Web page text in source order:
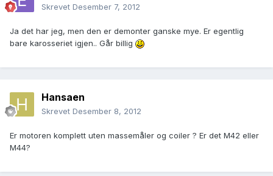
Skrevet Desember 7, 2012
Ja det har jeg, men den er demonter ganske mye. Er egentlig
bare karosseriet igjen.. Går billig
Hansaen
Skrevet Desember 8, 2012
Er motoren komplett uten massemåler og coiler ? Er det M42 eller
M44?